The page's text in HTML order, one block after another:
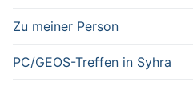
Zu meiner Person
PC/GEOS-Treffen in Syhra